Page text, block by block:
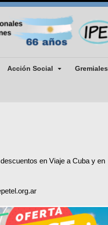
Acción Social Gremiales
en Viaje a Cuba y en